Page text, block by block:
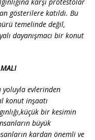
gösterilere katıldı. Bu
temelinde değil,
dayanışmacı bir konut
yoluyla evlerinden
konut inşaatı
küçük bir kesimin
büyük
kardan önemli ve